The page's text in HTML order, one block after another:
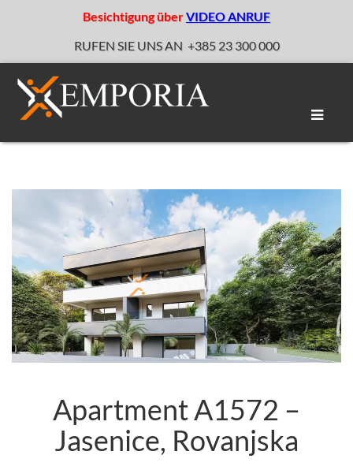
Besichtigung überVIDEO ANRUF
RUFEN SIE UNS AN +385 23 300 000
Apartment A1572 –
Jasenice, Rovanjska